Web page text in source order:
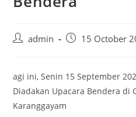
Postadmin
Post15 October
agi ini, Senin 15 September
Diadakan Upacara Bendera di
Karanggayam